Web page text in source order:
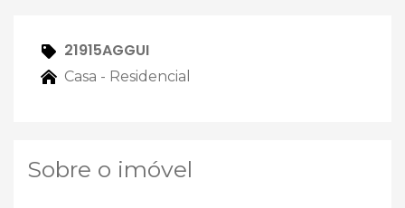
21915AGGUI
Casa - Residencial
Sobre o imóvel